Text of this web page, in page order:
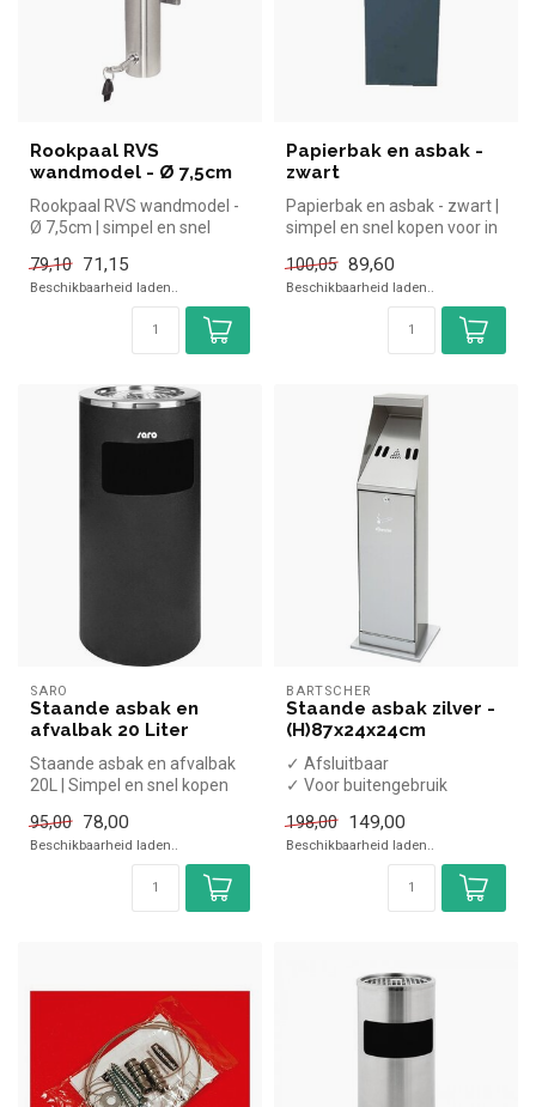
Rookpaal RVS
wandmodel - Ø 7,5cm
Rookpaal RVS wandmodel -
Ø 7,5cm | simpel en snel
Overz...
79,10 71,15
Beschikbaarheid laden..
Papierbak en asbak -
zwart
Papierbak en asbak - zwart |
simpel en snel kopen voor in
100,05 89,60
Beschikbaarheid laden..
SARO
Staande asbak en
afvalbak 20 Liter
Staande asbak en afvalbak
20L | Simpel en snel kopen
95,00
78,00
Beschikbaarheid laden..
BARTSCHER
Staande asbak zilver -
(H)87x24x24cm
✓ Afsluitbaar
✓ Voor buitengebruik
198,00
149,00
Beschikbaarheid laden..